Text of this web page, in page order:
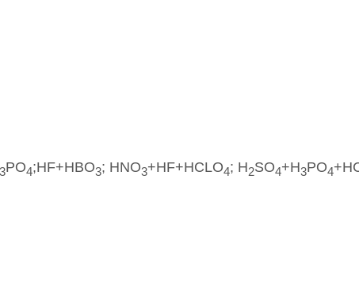
3PO4;HF+HBO3; HNO3+HF+HCLO4; H2SO4+H3PO4